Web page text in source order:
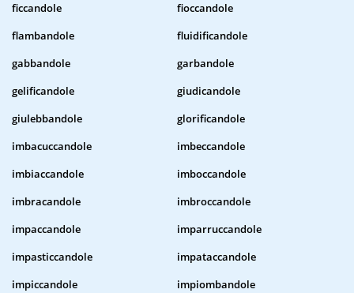
ficcandole
fioccandole
flambandole
fluidificandole
gabbandole
garbandole
gelificandole
giudicandole
giulebbandole
glorificandole
imbacuccandole
imbeccandole
imbiaccandole
imboccandole
imbracandole
imbroccandole
impaccandole
imparruccandole
impasticcandole
impataccandole
impiccandole
impiombandole